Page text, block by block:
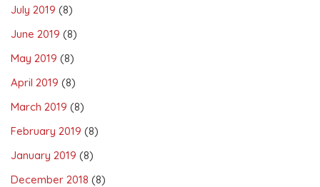
July 2019 (8)
June 2019 (8)
May 2019 (8)
April 2019 (8)
March 2019 (8)
February 2019 (8)
January 2019 (8)
December 2018 (8)